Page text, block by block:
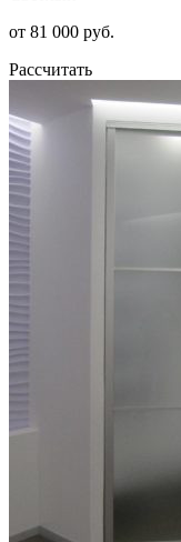
от 81 000 руб.
Рассчитать